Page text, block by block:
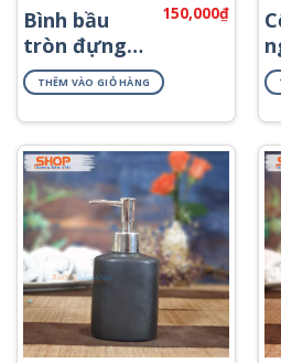
Bình bầu
tròn đựng
sữa tắm
PKNT-42
150,000₫
THÊM VÀO GIỎ HÀNG